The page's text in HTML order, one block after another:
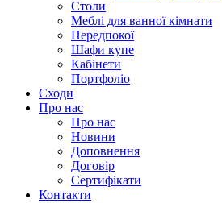
Cтоли
Меблі для ванної кімнати
Передпокої
Шафи купе
Кабінети
Портфоліо
Сходи
Про нас
Про нас
Новини
Доповнення
Договір
Сертифікати
Контакти